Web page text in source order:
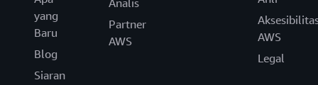
yang
Baru
Blog
Siaran
Analis
Partner
AWS
AWS
Legal